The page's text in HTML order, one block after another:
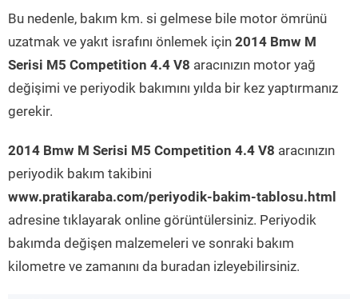
Bu nedenle, bakım km. si gelmese bile motor ömrünü
uzatmak ve yakıt israfını önlemek için 2014 Bmw M
Serisi M5 Competition 4.4 V8 aracınızın motor yağ
değişimi ve periyodik bakımını yılda bir kez yaptırmanız
gerekir.
2014 Bmw M Serisi M5 Competition 4.4 V8 aracınızın
periyodik bakım takibini
www.pratikaraba.com/periyodik-bakim-tablosu.html
adresine tıklayarak online görüntülersiniz. Periyodik
bakımda değişen malzemeleri ve sonraki bakım
kilometre ve zamanını da buradan izleyebilirsiniz.